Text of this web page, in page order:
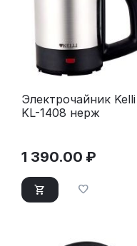
Электрочайник Kelli
KL-1408 нерж
1 390.00 ₽